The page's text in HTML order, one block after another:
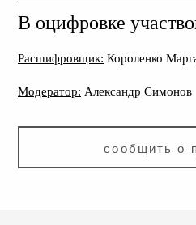
В оцифровке
Расшифровщик: Короленко
Модератор: Александр Симонов
сообщить о